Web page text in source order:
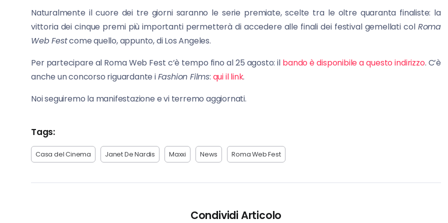
Naturalmente il cuore dei tre giorni saranno le serie premiate, scelte tra le oltre quaranta finaliste: la
vittoria dei cinque premi più importanti permetterà di accedere alle finali dei festival gemellati col Roma
Web Festcome quello, appunto, di Los Angeles.
Per partecipare al Roma Web Fest c’è tempo fino al 25 agosto: il bando è disponibile a questo indirizzo. C’è
anche un concorso riguardante iFashion Films: qui il link.
Noi seguiremo la manifestazione e vi terremo aggiornati.
Tags:
Casa del Cinema Janet De Nardis Maxxi News Roma Web Fest
Condividi Articolo